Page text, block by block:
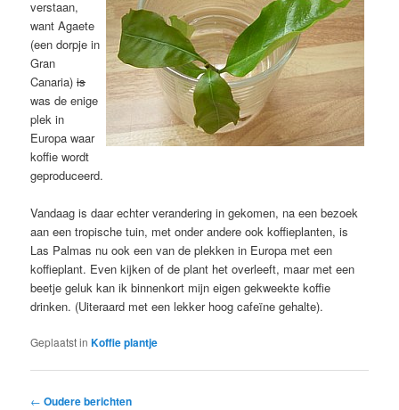
verstaan,
want Agaete
(een dorpje in
Gran
Canaria)is
was de enige
plek in
Europa waar
koffie wordt
geproduceerd.
Vandaag is daar echter verandering in gekomen, na een bezoek
aan een tropische tuin, met onder andere ook koffieplanten, is
Las Palmas nu ook een van de plekken in Europa met een
koffieplant. Even kijken of de plant het overleeft, maar met een
beetje geluk kan ik binnenkort mijn eigen gekweekte koffie
drinken. (Uiteraard met een lekker hoog cafeïne gehalte).
Geplaatst in Koffie plantje
Bericht
← Oudere berichten